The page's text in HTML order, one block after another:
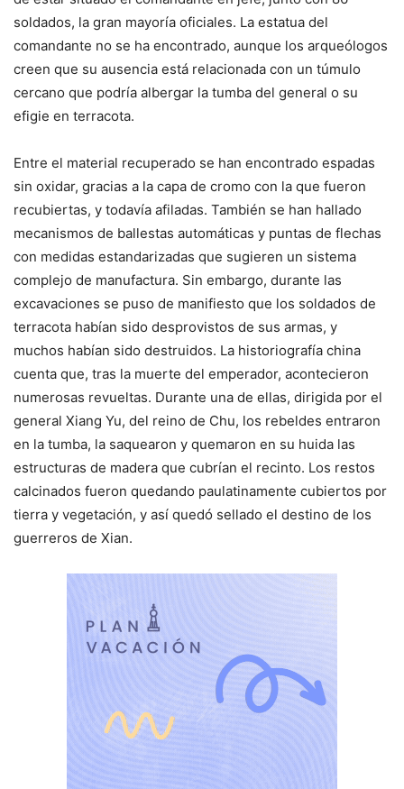
soldados, la gran mayoría oficiales. La estatua del
comandante no se ha encontrado, aunque los arqueólogos
creen que su ausencia está relacionada con un túmulo
cercano que podría albergar la tumba del general o su
efigie en terracota.
Entre el material recuperado se han encontrado espadas
sin oxidar, gracias a la capa de cromo con la que fueron
recubiertas, y todavía afiladas. También se han hallado
mecanismos de ballestas automáticas y puntas de flechas
con medidas estandarizadas que sugieren un sistema
complejo de manufactura. Sin embargo, durante las
excavaciones se puso de manifiesto que los soldados de
terracota habían sido desprovistos de sus armas, y
muchos habían sido destruidos. La historiografía china
cuenta que, tras la muerte del emperador, acontecieron
numerosas revueltas. Durante una de ellas, dirigida por el
general Xiang Yu, del reino de Chu, los rebeldes entraron
en la tumba, la saquearon y quemaron en su huida las
estructuras de madera que cubrían el recinto. Los restos
calcinados fueron quedando paulatinamente cubiertos por
tierra y vegetación, y así quedó sellado el destino de los
guerreros de Xian.